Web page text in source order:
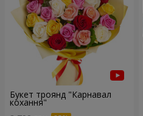
Букет троянд "Карнавал
кохання"